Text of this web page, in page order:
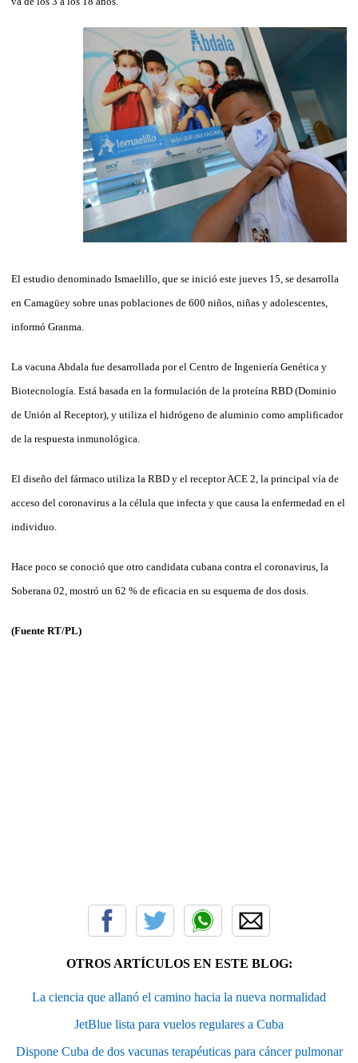
El estudio denominado Ismaelillo, que se inició este jueves 15, se desarrolla
en Camagüey sobre unas poblaciones de 600 niños, niñas y adolescentes,
informó Granma.
La vacuna Abdala fue desarrollada por el Centro de Ingeniería Genética y
Biotecnología. Está basada en la formulación de la proteína RBD (Dominio
de Unión al Receptor), y utiliza el hidrógeno de aluminio como amplificador
de la respuesta inmunológica.
El diseño del fármaco utiliza la RBD y el receptor ACE 2, la principal vía de
acceso del coronavirus a la célula que infecta y que causa la enfermedad en el
individuo.
Hace poco se conoció que otro candidata cubana contra el coronavirus, la
Soberana 02, mostró un 62 % de eficacia en su esquema de dos dosis.
(Fuente RT/PL)
OTROS ARTÍCULOS EN ESTE BLOG:
La ciencia que allanó el camino hacia la nueva normalidad
JetBlue lista para vuelos regulares a Cuba
Dispone Cuba de dos vacunas terapéuticas para cáncer pulmonar